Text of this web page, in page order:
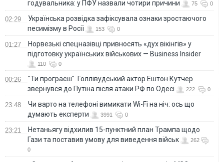
годувальника: у ПФУ назвали чотири причини
75 0
02:29
Українська розвідка зафіксувала ознаки зростаючого
песимізму в Росії
153 0
01:27
Норвезькі спецназівці привносять «дух вікінгів» у
підготовку українських військових — Business Insider
110 0
00:26
"Ти програєш". Голлівудський актор Ештон Кутчер
звернувся до Путіна після атаки РФ по Одесі
222 0
23:48
Чи варто на телефонi вимикати Wi-Fi на ніч: ось що
думають експерти
3991 0
23:21
Нетаньягу відхилив 15-пунктний план Трампа щодо
Гази та поставив умову для виведення військ
262
0